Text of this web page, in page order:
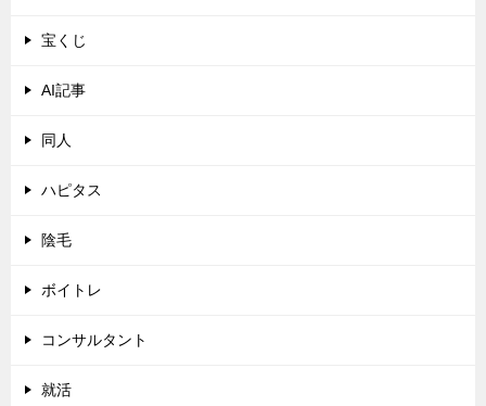
宝くじ
AI記事
同人
ハピタス
陰毛
ボイトレ
コンサルタント
就活